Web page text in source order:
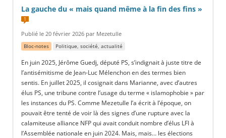
La gauche du « mais quand même à la fin des fins »
1
Publié le 20 février 2026 par Mezetulle
Bloc-notes Politique, société, actualité
En juin 2025, Jérôme Guedj, député PS, s’indignait à juste titre de
l’antisémitisme de Jean-Luc Mélenchon en des termes bien
sentis. En juillet 2025, il cosignait dans Marianne, avec d’autres
élus PS, une tribune contre l’usage du terme « islamophobie » par
les instances du PS. Comme Mezetulle l’a écrit à l’époque, on
pouvait être tenté de voir là des signes d’une rupture avec la
calamiteuse alliance NFP qui avait conduit nombre d’élus LFI à
l’Assemblée nationale en juin 2024. Mais, mais… les élections